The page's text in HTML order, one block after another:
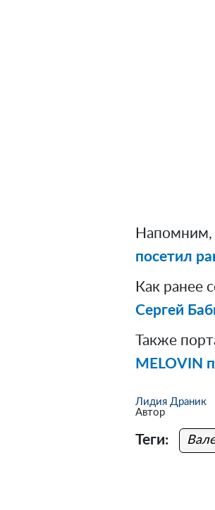
Напомним,
посетил
Как ранее
Сергей
Также
MELOVIN
Лидия Драник
Автор
Теги: